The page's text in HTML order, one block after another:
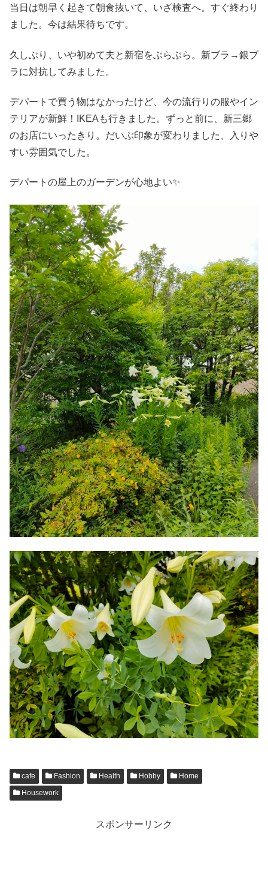
当日は朝早く起きて朝食抜いて、いざ検査へ。すぐ終わり
ました。今は結果待ちです。
久しぶり、いや初めて夫と新宿をぶらぶら。新ブラ→銀ブ
ラに対抗してみました。
デパートで買う物はなかったけど、今の流行りの服やイン
テリアが新鮮！IKEAも行きました。ずっと前に、新三郷
のお店にいったきり。だいぶ印象が変わりました、入りや
すい雰囲気でした。
デパートの屋上のガーデンが心地よい✨
cafe Fashion Health Hobby
Home
Housework
スポンサーリンク